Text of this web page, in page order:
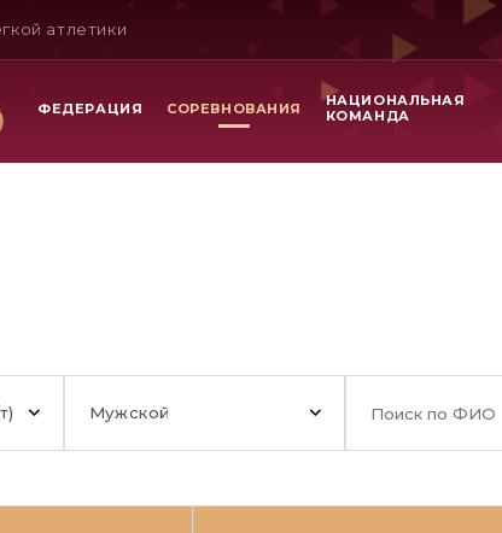
атлетики
ФЕДЕРАЦИЯ СОРЕВНОВАНИЯ
НАЦИОНАЛЬНАЯ
КОМАНДА
Мужской